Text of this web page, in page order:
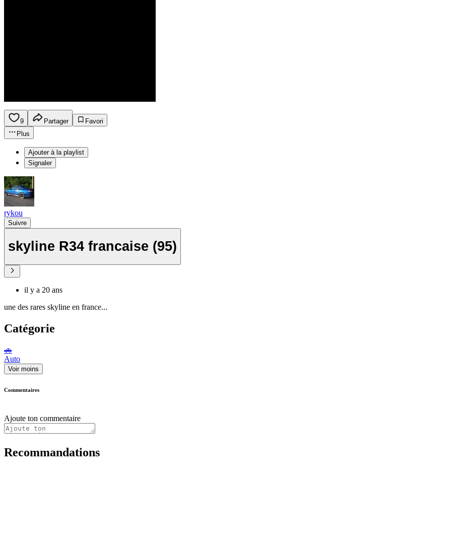
9 Partager
Favori
Plus
Ajouter à la playlist
Signaler
rykou
Suivre
skyline R34 francaise (95)
il y a 20 ans
une des rares skyline en france...
Catégorie
🚗
Auto
Voir moins
Commentaires
Ajoute ton commentaire
Recommandations